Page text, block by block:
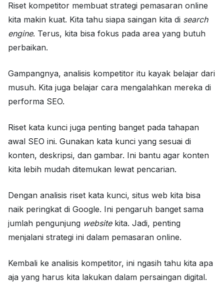
Riset kompetitor membuat strategi pemasaran online
kita makin kuat. Kita tahu siapa saingan kita di search
engine. Terus, kita bisa fokus pada area yang butuh
perbaikan.
Gampangnya, analisis kompetitor itu kayak belajar dari
musuh. Kita juga belajar cara mengalahkan mereka di
performa SEO.
Riset kata kunci juga penting banget pada tahapan
awal SEO ini. Gunakan kata kunci yang sesuai di
konten, deskripsi, dan gambar. Ini bantu agar konten
kita lebih mudah ditemukan lewat pencarian.
Dengan analisis riset kata kunci, situs web kita bisa
naik peringkat di Google. Ini pengaruh banget sama
jumlah pengunjung websitekita. Jadi, penting
menjalani strategi ini dalam pemasaran online.
Kembali ke analisis kompetitor, ini ngasih tahu kita apa
aja yang harus kita lakukan dalam persaingan digital.